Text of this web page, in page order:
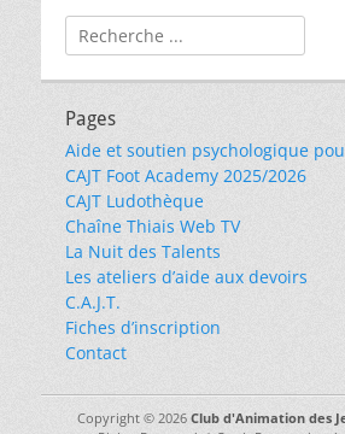
Rechercher :
Pages
Aide et soutien psychologique
CAJT Foot Academy 2025/2026
CAJT Ludothèque
Chaîne Thiais Web TV
La Nuit des Talents
Les ateliers d’aide aux devoirs
C.A.J.T.
Fiches d’inscription
Contact
Copyright © 2026 Club d'Animation des